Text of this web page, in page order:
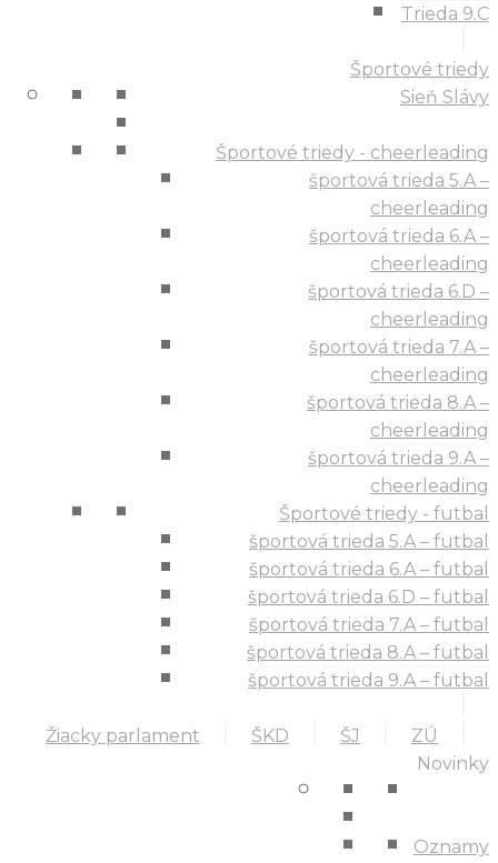
Trieda 9.C
Športové triedy
Sieň Slávy
Športové triedy - cheerleading
športová trieda 5.A –
cheerleading
športová trieda 6.A –
cheerleading
športová trieda 6.D –
cheerleading
športová trieda 7.A –
cheerleading
športová trieda 8.A –
cheerleading
športová trieda 9.A –
cheerleading
Športové triedy - futbal
športová trieda 5.A – futbal
športová trieda 6.A – futbal
športová trieda 6.D – futbal
športová trieda 7.A – futbal
športová trieda 8.A – futbal
športová trieda 9.A – futbal
Žiacky parlament ŠKD ŠJ ZÚ
Novinky
Oznamy